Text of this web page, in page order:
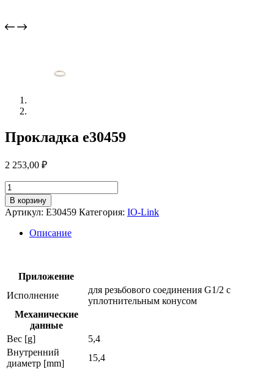
Прокладка e30459
2 253,00 ₽
Количество
товара
Прокладка
e30459
В корзину
Артикул: E30459 Категория: IO-Link
Описание
Приложение
Исполнение
для резьбового соединения G1/2 с
уплотнительным конусом
Механические
данные
Вес [g]
5,4
Внутренний
диаметр [mm]
15,4